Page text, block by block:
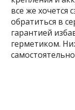
все же
обратиться в
гарантией
герметиком.